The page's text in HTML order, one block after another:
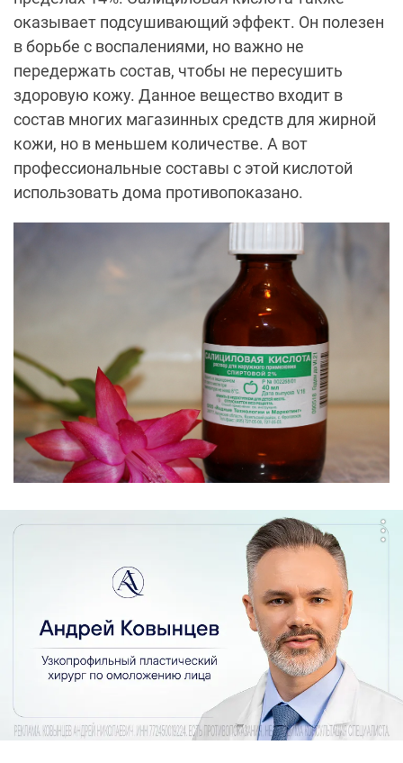
оказывает подсушивающий эффект. Он полезен
в борьбе с воспалениями, но важно не
передержать состав, чтобы не пересушить
здоровую кожу. Данное вещество входит в
состав многих магазинных средств для жирной
кожи, но в меньшем количестве. А вот
профессиональные составы с этой кислотой
использовать дома противопоказано.